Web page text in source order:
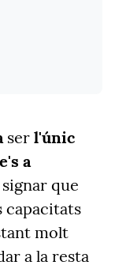
ser l'únic
a
que
capacitats
molt
a la resta